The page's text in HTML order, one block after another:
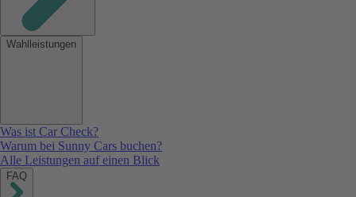
Wahlleistungen
Was ist Car Check?
Warum bei Sunny Cars buchen?
Alle Leistungen auf einen Blick
FAQ